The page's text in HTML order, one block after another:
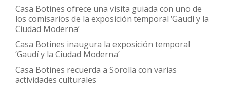
Casa Botines ofrece una visita guiada con uno de
los comisarios de la exposición temporal ‘Gaudí y la
Ciudad Moderna’
Casa Botines inaugura la exposición temporal
‘Gaudí y la Ciudad Moderna’
Casa Botines recuerda a Sorolla con varias
actividades culturales